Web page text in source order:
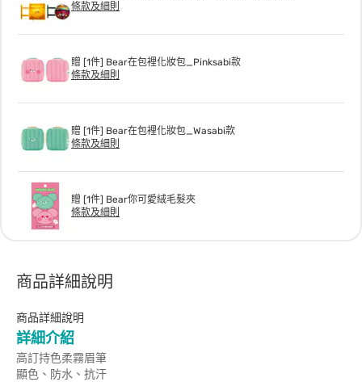
條款及細則
贈 [1件] Bear在包裡化妝包_Pinksabi款
條款及細則
贈 [1件] Bear在包裡化妝包_Wasabi款
條款及細則
贈 [1件] Bear你可愛絨毛髮夾
條款及細則
商品詳細說明
商品詳細說明
詳細介紹
高訂持色柔霧眉筆
顯色、防水、抗汗